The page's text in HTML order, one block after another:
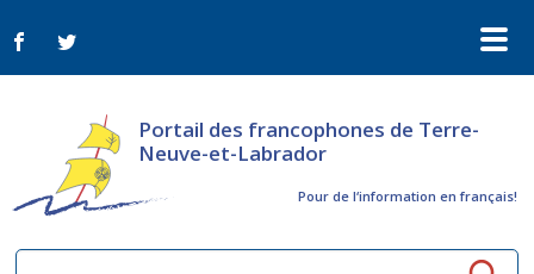
Portail des francophones de Terre-
Neuve-et-Labrador
Pour de l‘information en français!